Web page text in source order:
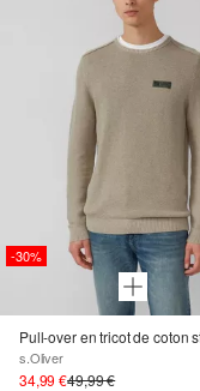
-30%
s.Oliver
34,99 €49,99 €